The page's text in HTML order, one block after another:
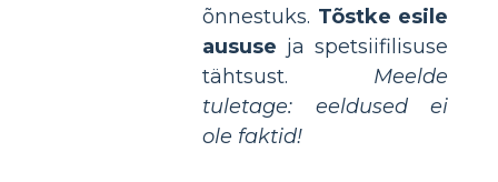
õnnestuks. Tõstke esile
aususe ja spetsiifilisuse
tähtsust. Meelde
tuletage: eeldused ei
ole faktid!